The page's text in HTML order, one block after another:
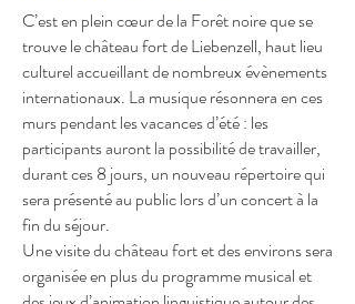
C’est en plein cœur de la Forêt noire que se
trouve le château fort de Liebenzell, haut lieu
culturel accueillant de nombreux évènements
internationaux. La musique résonnera en ces
murs pendant les vacances d’été : les
participants auront la possibilité de travailler,
durant ces 8 jours, un nouveau répertoire qui
sera présenté au public lors d’un concert à la
fin du séjour.
Une visite du château fort et des environs sera
organisée en plus du programme musical et